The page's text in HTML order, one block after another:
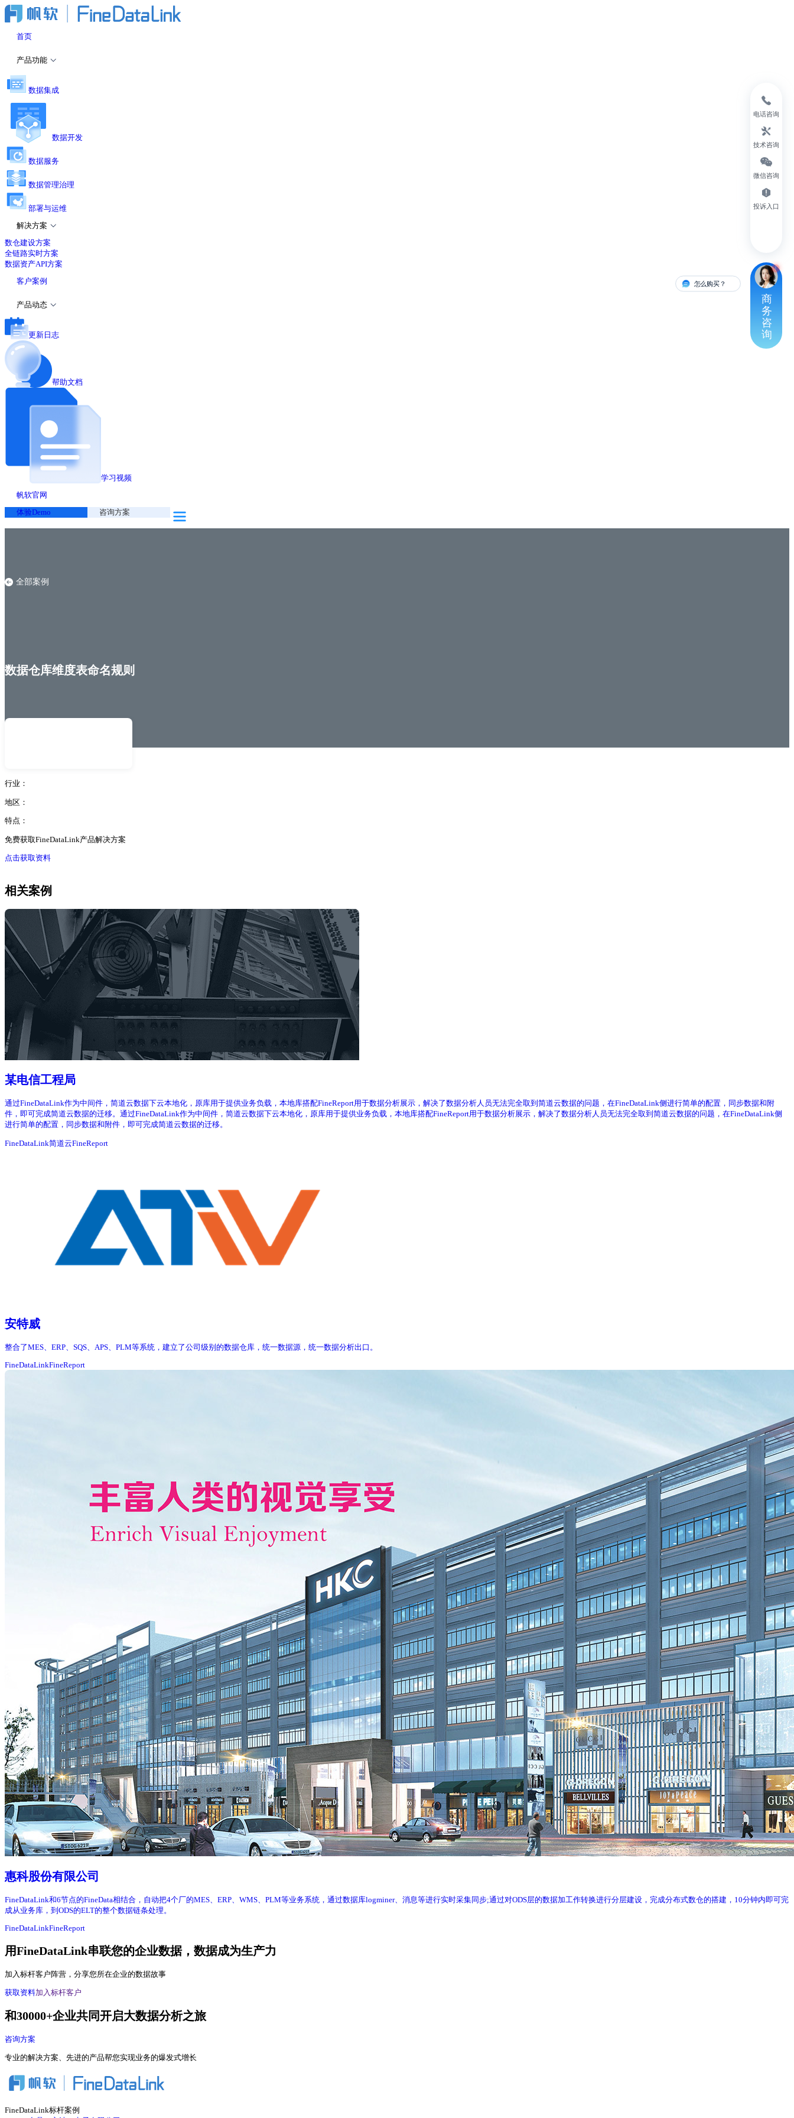
首页
产品功能
数据集成
数据开发
数据服务
数据管理治理
部署与运维
解决方案
数仓建设方案
全链路实时方案
数据资产API方案
客户案例
产品动态
更新日志
帮助文档
学习视频
帆软官网
体验Demo
咨询方案
全部案例
数据仓库维度表命名规则
行业：
地区：
特点：
免费获取FineDataLink产品解决方案
点击获取资料
相关案例
某电信工程局
通过FineDataLink作为中间件，简道云数据下云本地化，原库用于提供业务负载，本地库搭配FineReport用于数据分析展示，解决了数据分析人员无法完全取到简道云数据的问题，在FineDataLink侧进行简单的配置，同步数据和附
件，即可完成简道云数据的迁移。通过FineDataLink作为中间件，简道云数据下云本地化，原库用于提供业务负载，本地库搭配FineReport用于数据分析展示，解决了数据分析人员无法完全取到简道云数据的问题，在FineDataLink侧
进行简单的配置，同步数据和附件，即可完成简道云数据的迁移。
FineDataLink简道云FineReport
安特威
整合了MES、ERP、SQS、APS、PLM等系统，建立了公司级别的数据仓库，统一数据源，统一数据分析出口。
FineDataLinkFineReport
惠科股份有限公司
FineDataLink和6节点的FineData相结合，自动把4个厂的MES、ERP、WMS、PLM等业务系统，通过数据库logminer、消息等进行实时采集同步;通过对ODS层的数据加工作转换进行分层建设，完成分布式数仓的搭建，10分钟内即可完
成从业务库，到ODS的ELT的整个数据链条处理。
FineDataLinkFineReport
用FineDataLink串联您的企业数据，数据成为生产力
加入标杆客户阵营，分享您所在企业的数据故事
获取资料加入标杆客户
和30000+企业共同开启大数据分析之旅
咨询方案
专业的解决方案、先进的产品帮您实现业务的爆发式增长
FineDataLink标杆案例
电话咨询
技术咨询
微信咨询
投诉入口
怎么购买？ 有人对接
商
务
咨
询